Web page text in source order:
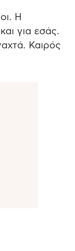
Η
για εσάς.
Καιρός